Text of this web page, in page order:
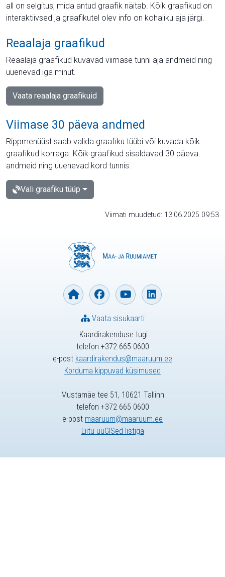
all on selgitus, mida antud graafik näitab. Kõik graafikud on
interaktiivsed ja graafikutel olev info on kohaliku aja järgi.
Reaalaja graafikud
Reaalaja graafikud kuvavad viimase tunni aja andmeid ning
uuenevad iga minut.
Vaata reaalaja graafikuid
Viimase 30 päeva andmed
Rippmenüüst saab valida graafiku tüübi või kuvada kõik
graafikud korraga. Kõik graafikud sisaldavad 30 päeva
andmeid ning uuenevad kord tunnis.
Vali graafiku tüüp
Viimati muudetud: 13.06.2025 09:53
Kaardirakenduse tugi
telefon +372 665 0600
e-post kaardirakendus@maaruum.ee
Korduma kippuvad küsimused
Vaata sisukaarti
Mustamäe tee 51, 10621 Tallinn
telefon +372 665 0600
e-post maaruum@maaruum.ee
Liitu uuGISed listiga